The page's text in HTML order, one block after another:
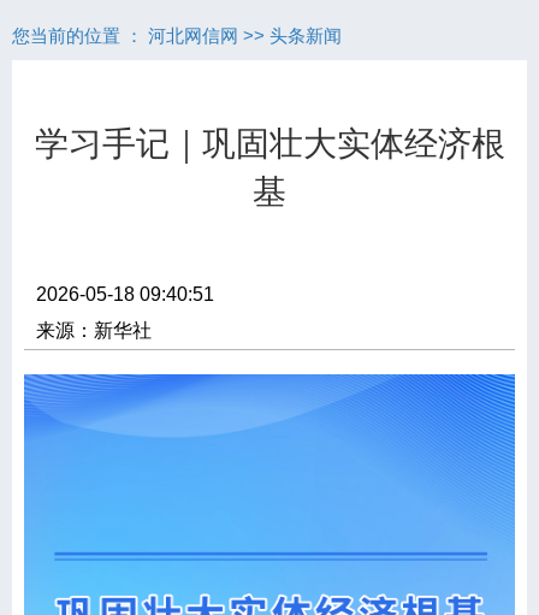
您当前的位置 ： 河北网信网 >> 头条新闻
学习手记｜巩固壮大实体经济根
基
2026-05-18 09:40:51
来源：新华社